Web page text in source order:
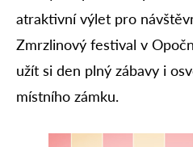
atraktivní výlet pro
Zmrzlinový festival v
užít si den plný zábavy i
místního zámku.